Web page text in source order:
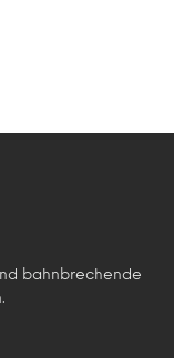
bahnbrechende